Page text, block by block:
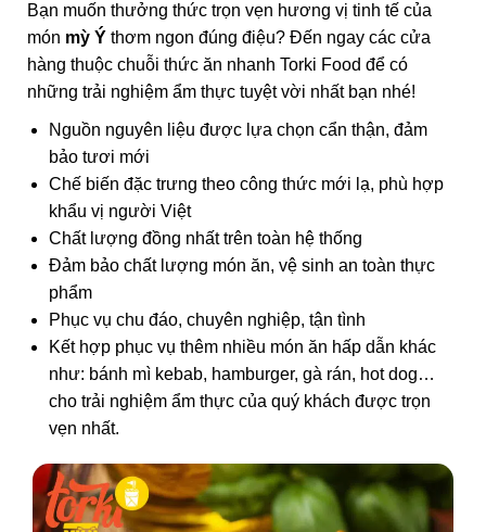
Bạn muốn thưởng thức trọn vẹn hương vị tinh tế của
món mỳ Ý thơm ngon đúng điệu? Đến ngay các cửa
hàng thuộc chuỗi thức ăn nhanh Torki Food để có
những trải nghiệm ẩm thực tuyệt vời nhất bạn nhé!
Nguồn nguyên liệu được lựa chọn cẩn thận, đảm
bảo tươi mới
Chế biến đặc trưng theo công thức mới lạ, phù hợp
khẩu vị người Việt
Chất lượng đồng nhất trên toàn hệ thống
Đảm bảo chất lượng món ăn, vệ sinh an toàn thực
phẩm
Phục vụ chu đáo, chuyên nghiệp, tận tình
Kết hợp phục vụ thêm nhiều món ăn hấp dẫn khác
như: bánh mì kebab, hamburger, gà rán, hot dog…
cho trải nghiệm ẩm thực của quý khách được trọn
vẹn nhất.